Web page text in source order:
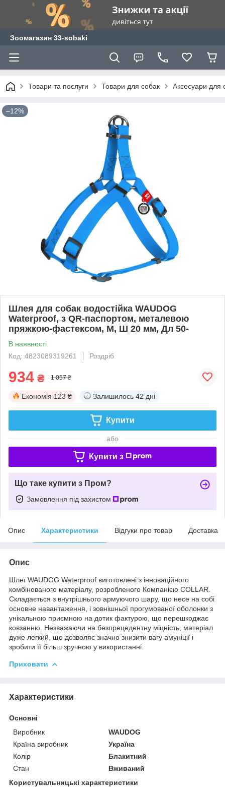
Зоомагазин 33-sobaki
Товари та послуги Товари для собак Аксесуари для
–12%
Шлея для собак водостійка WAUDOG
Waterproof, з QR-паспортом, металевою
пряжкою-фастексом, M, Ш 20 мм, Дл 50-
В наявності
Код: 4823089319261
Роздріб
934 ₴ 1 057 ₴
Економія 123 ₴ Залишилось 42 дні
Купити
або
Купити з
Що таке купити з Пром?
Замовлення під захистом
Опис Характеристики Відгуки про товар Доставка
Опис
Шлеї WAUDOG Waterproof виготовлені з інноваційного
комбінованого матеріалу, розробленого Компанією COLLAR.
Складається з внутрішнього армуючого шару, що несе на собі
основне навантаження, і зовнішньої прогумованої оболонки з
унікальною приємною на дотик фактурою, що перешкоджає
ковзанню. Незважаючи на безпрецедентну міцність, матеріал
дуже легкий, що дозволяє значно знизити вагу амуніції і
зробити її більш зручною у використанні.
Приховати
Характеристики
Основні
Виробник
WAUDOG
Країна виробник
Україна
Колір
Блакитний
Стан
Вживаний
Користувальницькі характеристики